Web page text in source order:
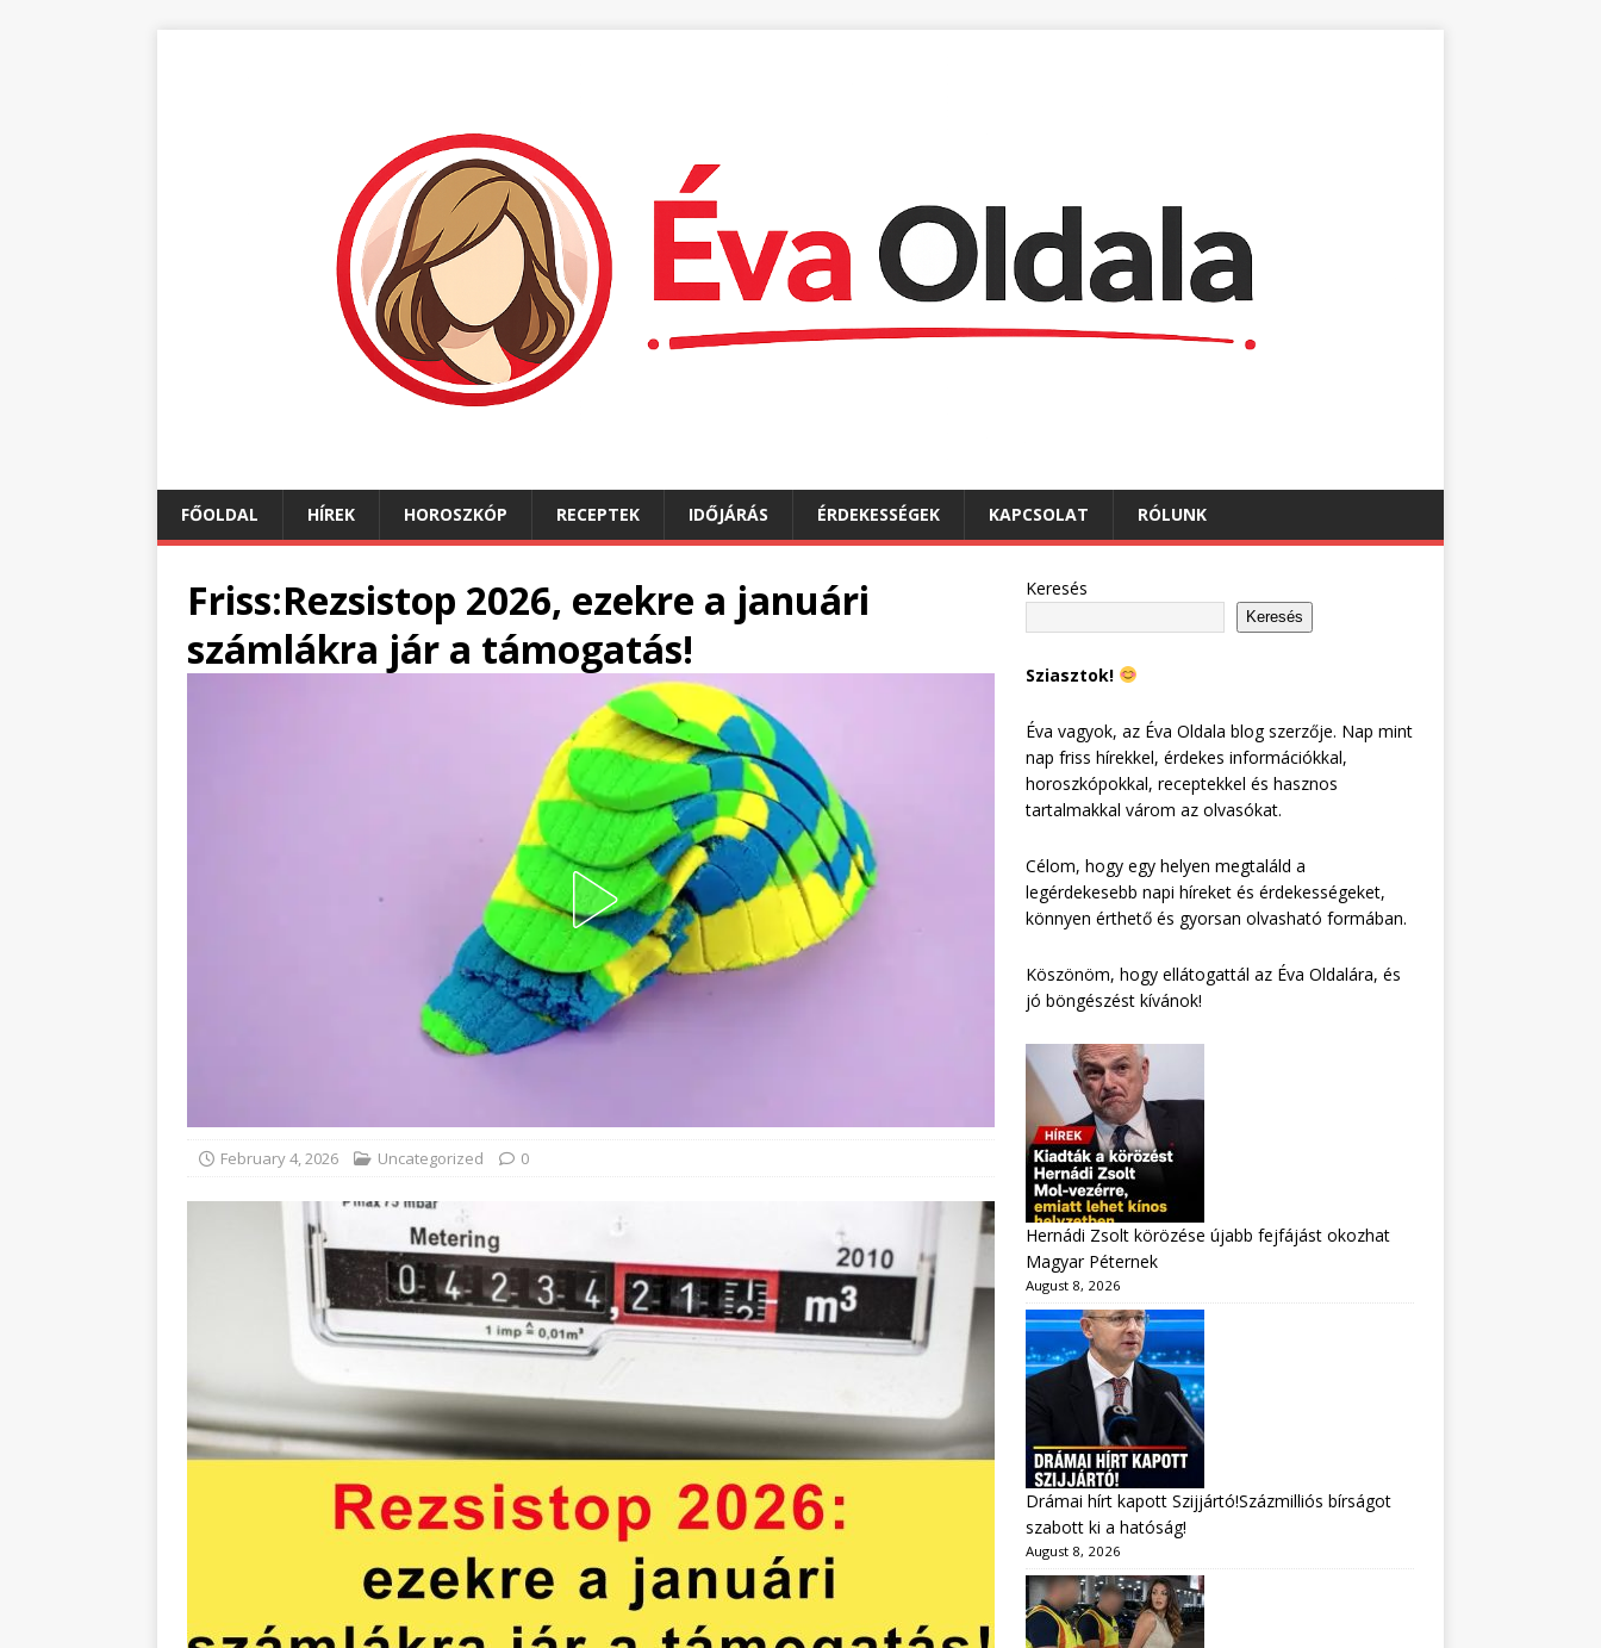
FŐOLDAL HÍREK HOROSZKÓP RECEPTEK IDŐJÁRÁS ÉRDEKESSÉGEK KAPCSOLAT RÓLUNK
Friss:Rezsistop 2026, ezekre a januári
számlákra jár a támogatás!
February 4, 2026 Uncategorized 0
Keresés
Keresés
Sziasztok!
Éva vagyok, az Éva Oldala blog szerzője. Nap mint
nap friss hírekkel, érdekes információkkal,
horoszkópokkal, receptekkel és hasznos
tartalmakkal várom az olvasókat.
Célom, hogy egy helyen megtaláld a
legérdekesebb napi híreket és érdekességeket,
könnyen érthető és gyorsan olvasható formában.
Köszönöm, hogy ellátogattál az Éva Oldalára, és
jó böngészést kívánok!
Hernádi Zsolt körözése újabb fejfájást okozhat
Magyar Péternek
August 8, 2026
Drámai hírt kapott Szijjártó!Százmilliós bírságot
szabott ki a hatóság!
August 8, 2026